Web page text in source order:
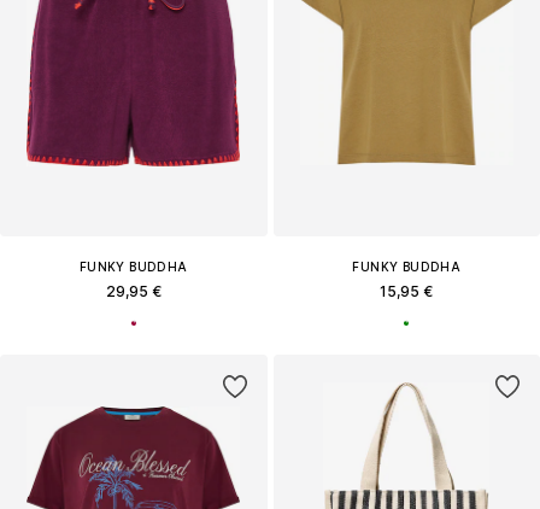
FUNKY BUDDHA
29,95 €
FUNKY BUDDHA
15,95 €